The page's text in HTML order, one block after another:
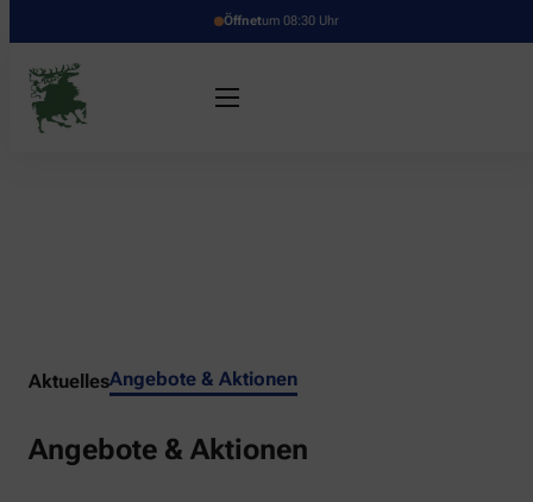
Öffnetum 08:30 Uhr
AktuellesAngebote & Aktionen
Angebote & Aktionen